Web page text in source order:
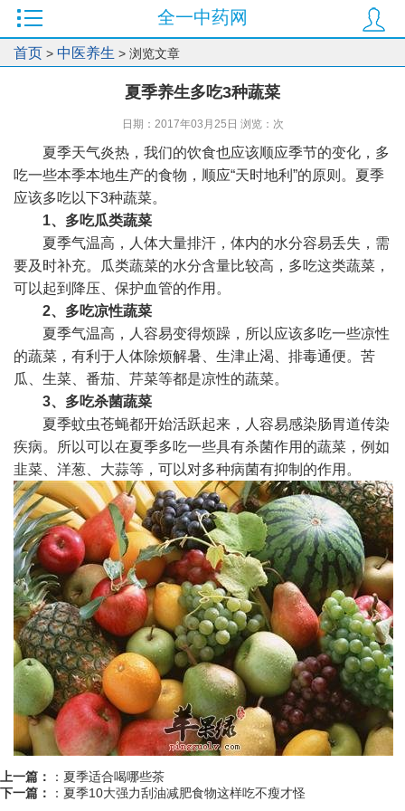
全一中药网
首页 > 中医养生 > 浏览文章
夏季养生多吃3种蔬菜
日期：2017年03月25日 浏览： 次
夏季天气炎热，我们的饮食也应该顺应季节的变化，多
吃一些本季本地生产的食物，顺应“天时地利”的原则。夏季
应该多吃以下3种蔬菜。
1、多吃瓜类蔬菜
夏季气温高，人体大量排汗，体内的水分容易丢失，需
要及时补充。瓜类蔬菜的水分含量比较高，多吃这类蔬菜，
可以起到降压、保护血管的作用。
2、多吃凉性蔬菜
夏季气温高，人容易变得烦躁，所以应该多吃一些凉性
的蔬菜，有利于人体除烦解暑、生津止渴、排毒通便。苦
瓜、生菜、番茄、芹菜等都是凉性的蔬菜。
3、多吃杀菌蔬菜
夏季蚊虫苍蝇都开始活跃起来，人容易感染肠胃道传染
疾病。所以可以在夏季多吃一些具有杀菌作用的蔬菜，例如
韭菜、洋葱、大蒜等，可以对多种病菌有抑制的作用。
上一篇： ： 夏季适合喝哪些茶
下一篇：
： 夏季10大强力刮油减肥食物这样吃不瘦才怪